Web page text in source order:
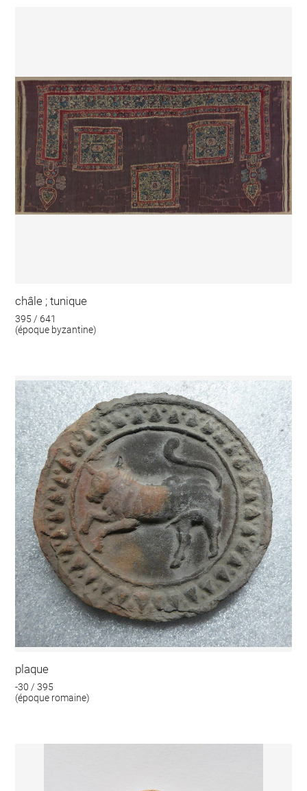
châle ; tunique
395 / 641
(époque byzantine)
plaque
-30 / 395
(époque romaine)